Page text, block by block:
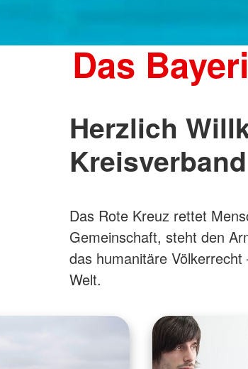
Das
Herzlich
Das Rote Kreuz rettet
Gemeinschaft, steht den
das humanitäre
Welt.